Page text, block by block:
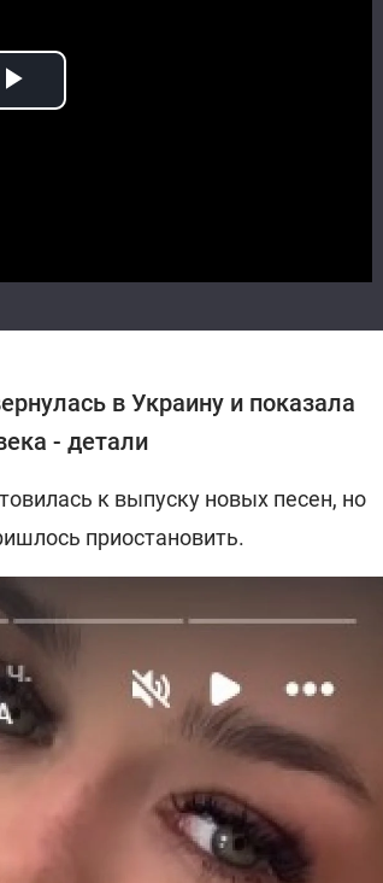
в Украину и показала
- детали
к выпуску новых песен, но
приостановить.